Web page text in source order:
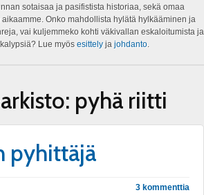
sotaisaa ja pasifistista historiaa, sekä omaa
Onko mahdollista hylätä hylkääminen ja
vai kuljemmeko kohti väkivallan eskaloitumista ja
Lue myös esittelyja johdanto.
pyhä riitti
pyhittäjä
3 kommenttia